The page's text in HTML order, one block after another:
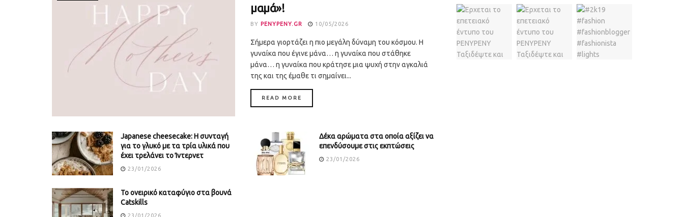
μαμά»!
BY PENYPENY.GR 10/05/2026
Σήμερα γιορτάζει η πιο μεγάλη δύναμη του κόσμου. Η
γυναίκα που έγινε μάνα… η γυναίκα που στάθηκε
μάνα… η γυναίκα που κράτησε μια ψυχή στην αγκαλιά
της και της έμαθε τι σημαίνει...
READ MORE
Japanese cheesecake: Η συνταγή
για το γλυκό με τα τρία υλικά που
έχει τρελάνει το Ίντερνετ
23/01/2026
Δέκα αρώματα στα οποία αξίζει να
επενδύσουμε στις εκπτώσεις
23/01/2026
Το ονειρικό καταφύγιο στα βουνά
Catskills
23/01/2026